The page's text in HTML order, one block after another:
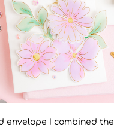
envelope I combined the